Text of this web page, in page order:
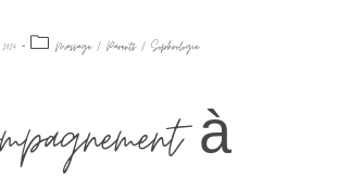
Massage / Parents / Sophrologie
à